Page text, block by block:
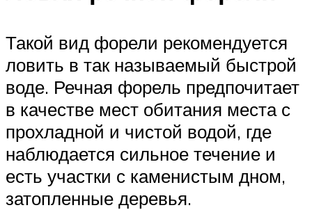
Такой вид форели рекомендуется
ловить в так называемый быстрой
воде. Речная форель предпочитает
в качестве мест обитания места с
прохладной и чистой водой, где
наблюдается сильное течение и
есть участки с каменистым дном,
затопленные деревья.